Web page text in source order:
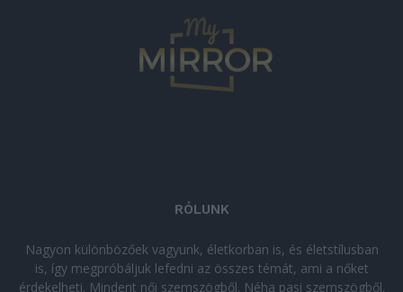
RÓLUNK
Nagyon különbözőek vagyunk, életkorban is, és életstílusban
is, így megpróbáljuk lefedni az összes témát, ami a nőket
érdekelheti. Mindent női szemszögből. Néha pasi szemszögből.